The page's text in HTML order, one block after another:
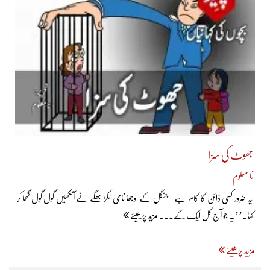
جھوٹ کی سزا
نا معلوم
یہ ضرور کسی ڈائن کا کام ہے۔ جنگل کے اوجھا نامی لکڑ بھگّے نے آنکھیں گول گول گھما کر
کہا۔’’یہ جو آج کل ایک کے... مزید پڑھیئے
مزید پڑھیئے